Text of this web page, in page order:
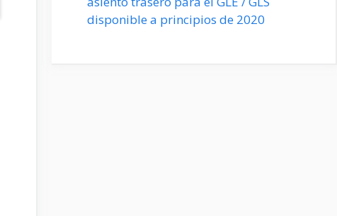
disponible a principios de 2020